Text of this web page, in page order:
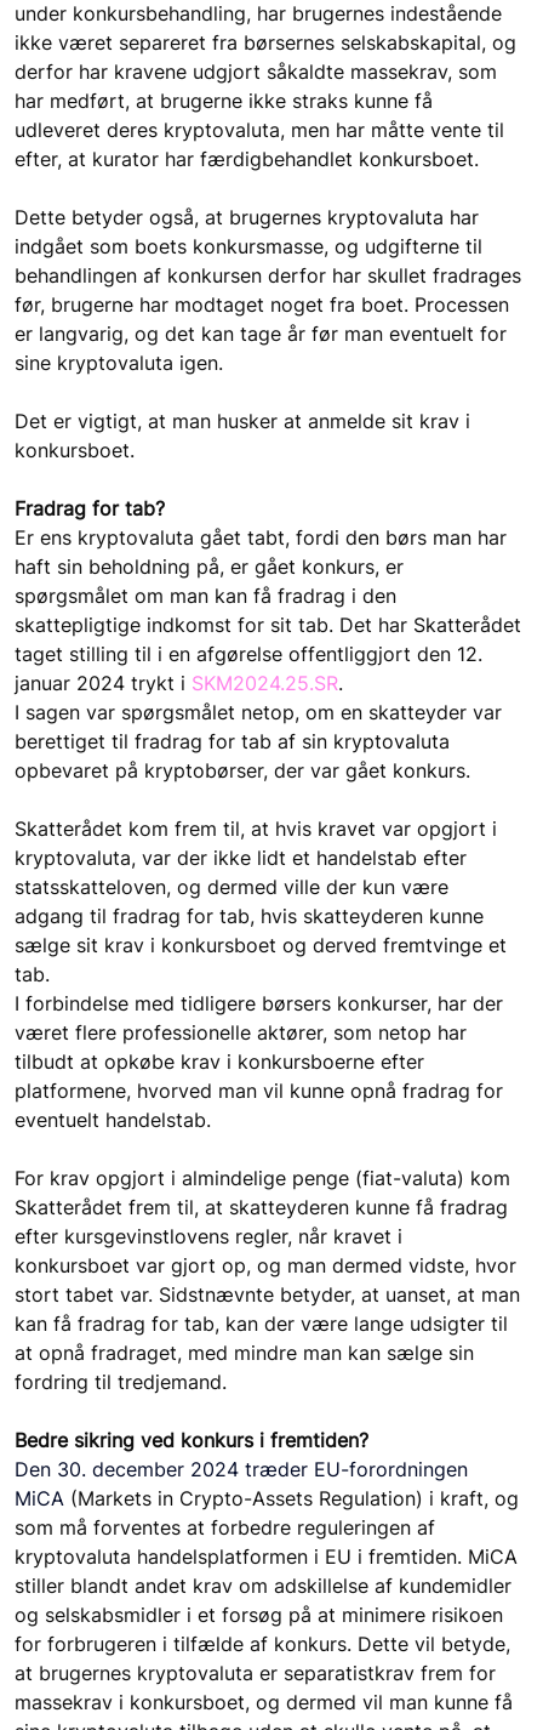
under konkursbehandling, har brugernes indestående
ikke været separeret fra børsernes selskabskapital, og
derfor har kravene udgjort såkaldte massekrav, som
har medført, at brugerne ikke straks kunne få
udleveret deres kryptovaluta, men har måtte vente til
efter, at kurator har færdigbehandlet konkursboet.
Dette betyder også, at brugernes kryptovaluta har
indgået som boets konkursmasse, og udgifterne til
behandlingen af konkursen derfor har skullet fradrages
før, brugerne har modtaget noget fra boet. Processen
er langvarig, og det kan tage år før man eventuelt for
sine kryptovaluta igen.
Det er vigtigt, at man husker at anmelde sit krav i
konkursboet.
Fradrag for tab?
Er ens kryptovaluta gået tabt, fordi den børs man har
haft sin beholdning på, er gået konkurs, er
spørgsmålet om man kan få fradrag i den
skattepligtige indkomst for sit tab. Det har Skatterådet
taget stilling til i en afgørelse offentliggjort den 12.
januar 2024 trykt i SKM2024.25.SR.
I sagen var spørgsmålet netop, om en skatteyder var
berettiget til fradrag for tab af sin kryptovaluta
opbevaret på kryptobørser, der var gået konkurs.
Skatterådet kom frem til, at hvis kravet var opgjort i
kryptovaluta, var der ikke lidt et handelstab efter
statsskatteloven, og dermed ville der kun være
adgang til fradrag for tab, hvis skatteyderen kunne
sælge sit krav i konkursboet og derved fremtvinge et
tab.
I forbindelse med tidligere børsers konkurser, har der
været flere professionelle aktører, som netop har
tilbudt at opkøbe krav i konkursboerne efter
platformene, hvorved man vil kunne opnå fradrag for
eventuelt handelstab.
For krav opgjort i almindelige penge (fiat-valuta) kom
Skatterådet frem til, at skatteyderen kunne få fradrag
efter kursgevinstlovens regler, når kravet i
konkursboet var gjort op, og man dermed vidste, hvor
stort tabet var. Sidstnævnte betyder, at uanset, at man
kan få fradrag for tab, kan der være lange udsigter til
at opnå fradraget, med mindre man kan sælge sin
fordring til tredjemand.
Bedre sikring ved konkurs i fremtiden?
Den 30. december 2024 træder EU-forordningen
MiCA (Markets in Crypto-Assets Regulation) i kraft, og
som må forventes at forbedre reguleringen af
kryptovaluta handelsplatformen i EU i fremtiden. MiCA
stiller blandt andet krav om adskillelse af kundemidler
og selskabsmidler i et forsøg på at minimere risikoen
for forbrugeren i tilfælde af konkurs. Dette vil betyde,
at brugernes kryptovaluta er separatistkrav frem for
massekrav i konkursboet, og dermed vil man kunne få